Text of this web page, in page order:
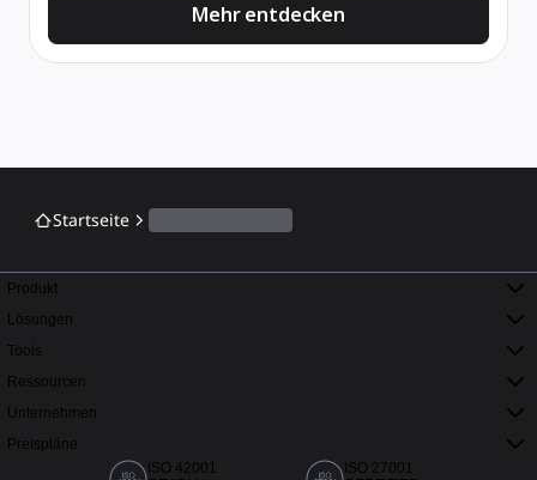
Mehr entdecken
Startseite
Produkt
Lösungen
Tools
Ressourcen
Unternehmen
Preispläne
ISO 42001
ISO 27001